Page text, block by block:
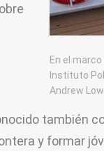
En el
Instituto
Andrew
también
y formar